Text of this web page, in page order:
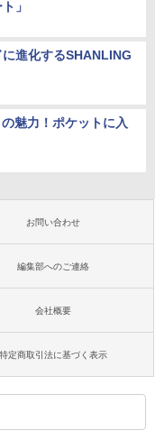
」
進化するSHANLING
魅力！ポケットに入
お問い合わせ
編集部へのご連絡
会社概要
特定商取引法に基づく表示